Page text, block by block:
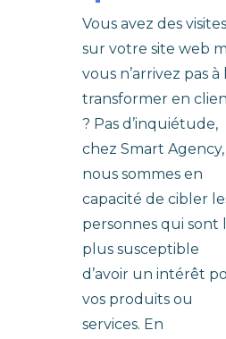
Vous avez des visites
sur votre site web
vous n’arrivez pas à
transformer en
? Pas d’inquiétude,
chez Smart Agency,
nous sommes en
capacité de cibler
personnes qui sont
plus susceptible
d’avoir un intérêt
vos produits ou
services. En